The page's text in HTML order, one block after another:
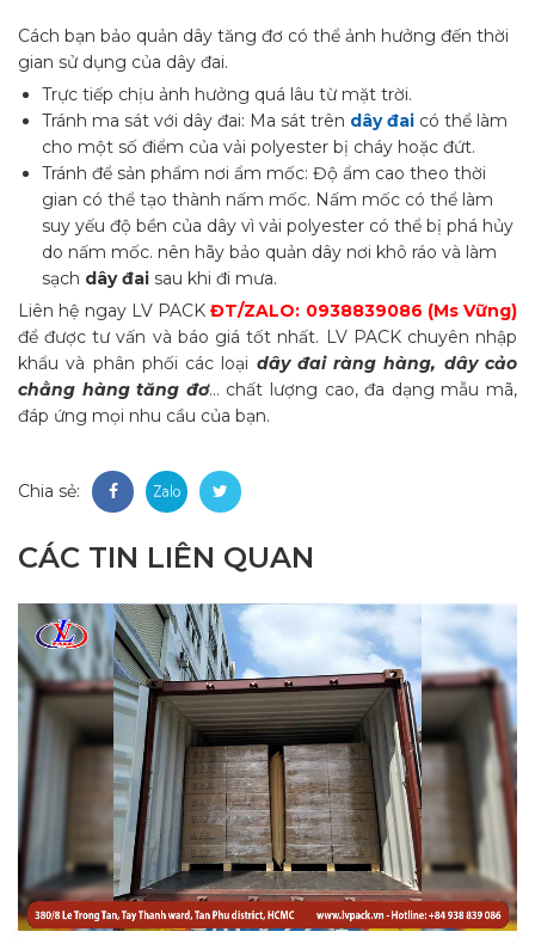
Cách bạn bảo quản dây tăng đơ có thể ảnh hưởng đến thời
gian sử dụng của dây đai.
Trực tiếp chịu ảnh hưởng quá lâu từ mặt trời.
Tránh ma sát với dây đai: Ma sát trên dây đai có thể làm
cho một số điểm của vải polyester bị cháy hoặc đứt.
Tránh để sản phẩm nơi ẩm mốc: Độ ẩm cao theo thời
gian có thể tạo thành nấm mốc. Nấm mốc có thể làm
suy yếu độ bền của dây vì vải polyester có thể bị phá hủy
do nấm mốc. nên hãy bảo quản dây nơi khô ráo và làm
sạch dây đai sau khi đi mưa.
Liên hệ ngay LV PACKĐT/ZALO: 0938839086 (Ms Vững)
để được tư vấn và báo giá tốt nhất. LV PACK chuyên nhập
khẩu và phân phối các loại dây đai ràng hàng, dây cảo
chằng hàng tăng đơ… chất lượng cao, đa dạng mẫu mã,
đáp ứng mọi nhu cầu của bạn.
Chia sẻ:
CÁC TIN LIÊN QUAN